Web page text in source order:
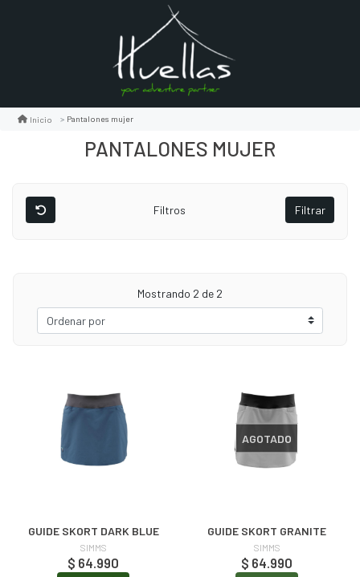
Inicio Pantalones mujer
PANTALONES MUJER
Filtros Filtrar
Mostrando 2 de 2
GUIDE SKORT DARK BLUE
SIMMS
$ 64.990
AGOTADO
GUIDE SKORT GRANITE
SIMMS
$ 64.990